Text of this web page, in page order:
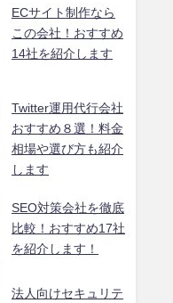
ECサイト制作なら
この会社！おすすめ
14社を紹介します
Twitter運用代行会社
おすすめ８選！料金
相場や選び方も紹介
します
SEO対策会社を徹底
比較！おすすめ17社
を紹介します！
法人向けセキュリテ